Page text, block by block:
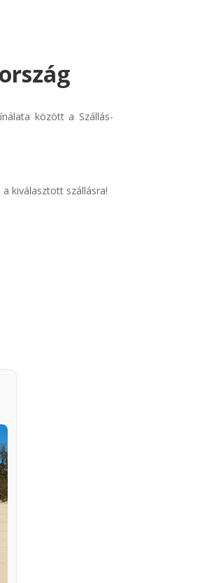
között a Szállás-
kiválasztott szállásra!